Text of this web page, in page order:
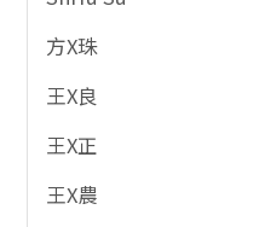
方X珠
王X良
王X正
王X農